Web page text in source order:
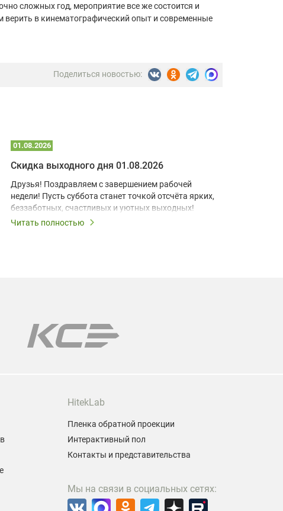
сложных год, мероприятие все же состоится и
в кинематографический опыт и современные
Поделиться новостью:
01.08.2026
Скидка выходного дня 01.08.2026
Друзья! Поздравляем с завершением рабочей
недели! Пусть суббота станет точкой отсчёта ярких,
беззаботных, счастливых и уютных выходных!
Читать полностью
HitekLab
Пленка обратной проекции
Интерактивный пол
Контакты и представительства
Мы на связи в социальных сетях: